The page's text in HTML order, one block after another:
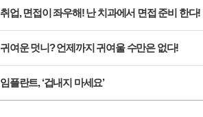
취업, 면접이 좌우해! 난 치과에서 면접 준비 한다!
귀여운 덧니? 언제까지 귀여울 수만은 없다!
임플란트, ‘겁내지 마세요’